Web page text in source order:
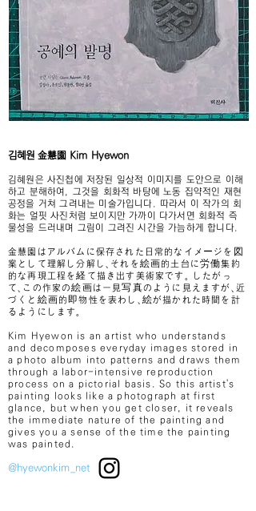
김혜원 金慧園 Kim Hyewon
김혜원은 사진첩에 저장된 일상적 이미지를 도안으로 이해
하고 분해하여, 그것을 회화적 바탕에 노동 집약적인 재현
공정을 거쳐 그려내는 미술가입니다. 따라서 이 작가의 회
화는 얼핏 사진처럼 보이지만 가까이 다가서면 회화적 즉
물성을 드러내며 그림이 그려진 시간을 가늠하게 합니다.
金慧園はアルバムに保存された日常的なイメージを図
案として理解し分解し、それを絵画的土台に労働集約
的な再現工程を経て描き出す美術家です。 したがっ
て、この作家の絵画は一見写真のように見えますが、近
づくと絵画的即物性を表わし、絵が描かれた時間を計
るようにします。
Kim Hyewon is an artist who understands
and decomposes everyday images stored in
a photo album into patterns and draws them
through a labor-intensive reproduction
process on a pictorial basis. So this artist's
painting looks like a photograph at first
glance, but when you get closer, it reveals
the immediate nature of the painting and
gives you a sense of the time the painting
was painted.
@hyewonkim_net